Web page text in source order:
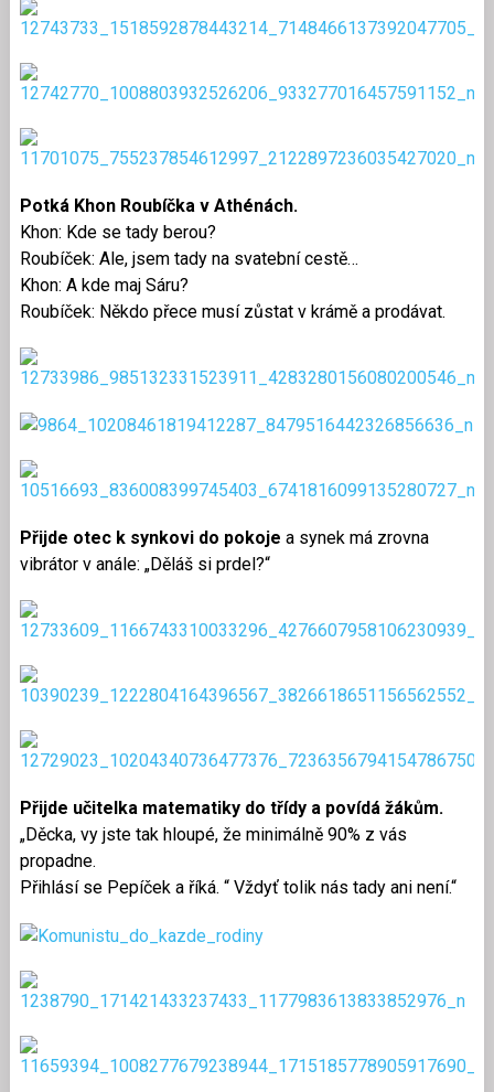
Potká Khon Roubíčka v Athénách.
Khon: Kde se tady berou?
Roubíček: Ale, jsem tady na svatební cestě…
Khon: A kde maj Sáru?
Roubíček: Někdo přece musí zůstat v krámě a prodávat.
Přijde otec k synkovi do pokoje a synek má zrovna
vibrátor v anále: „Děláš si prdel?“
Přijde učitelka matematiky do třídy a povídá žákům.
„Děcka, vy jste tak hloupé, že minimálně 90% z vás
propadne.
Přihlásí se Pepíček a říká. “ Vždyť tolik nás tady ani není.“